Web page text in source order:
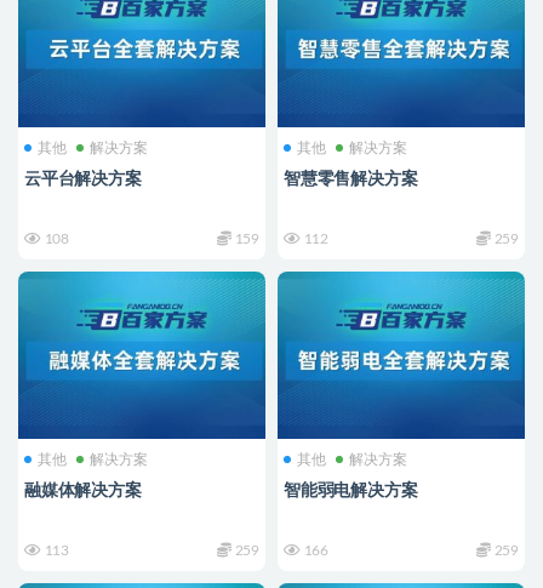
其他 解决方案
云平台解决方案
108 159
其他 解决方案
智慧零售解决方案
112 259
其他 解决方案
融媒体解决方案
113 259
其他 解决方案
智能弱电解决方案
166 259